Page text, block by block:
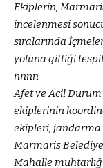
Ekiplerin,
incelenmesi
sıralarında
yoluna gittiği
nnnn
Afet ve Acil Durum
ekiplerinin
ekipleri, jandarma
Marmaris
Mahalle